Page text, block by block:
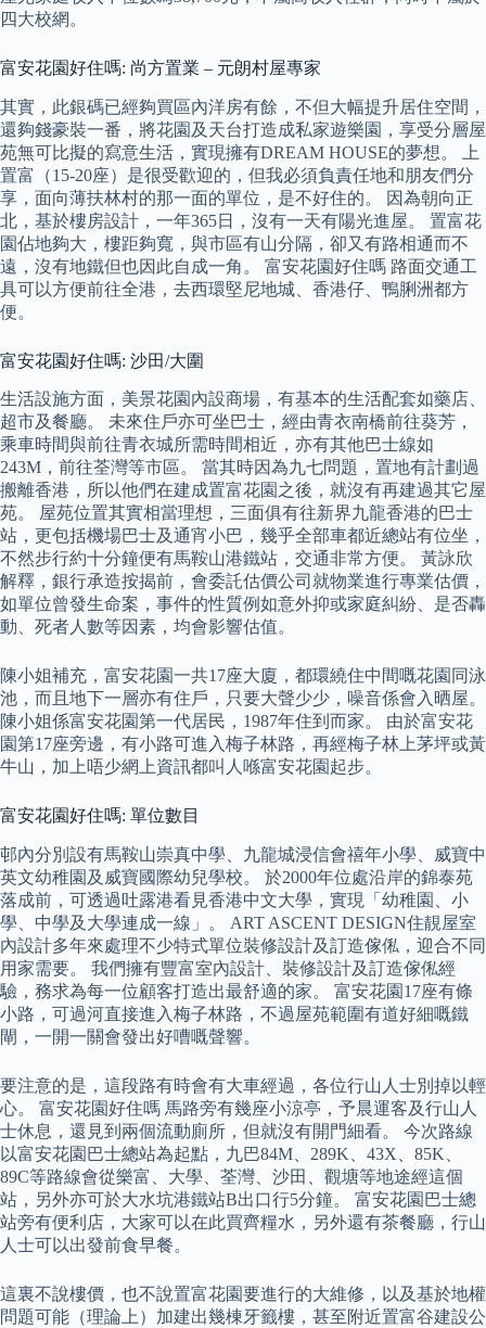
四大校網。
富安花園好住嗎: 尚方置業 – 元朗村屋專家
其實，此銀碼已經夠買區內洋房有餘，不但大幅提升居住空間，
還夠錢豪裝一番，將花園及天台打造成私家遊樂園，享受分層屋
苑無可比擬的寫意生活，實現擁有DREAM HOUSE的夢想。 上
置富（15-20座）是很受歡迎的，但我必須負責任地和朋友們分
享，面向薄扶林村的那一面的單位，是不好住的。 因為朝向正
北，基於樓房設計，一年365日，沒有一天有陽光進屋。 置富花
園佔地夠大，樓距夠寬，與市區有山分隔，卻又有路相通而不
遠，沒有地鐵但也因此自成一角。 富安花園好住嗎 路面交通工
具可以方便前往全港，去西環堅尼地城、香港仔、鴨脷洲都方
便。
富安花園好住嗎: 沙田/大圍
生活設施方面，美景花園內設商場，有基本的生活配套如藥店、
超市及餐廳。 未來住戶亦可坐巴士，經由青衣南橋前往葵芳，
乘車時間與前往青衣城所需時間相近，亦有其他巴士線如
243M，前往荃灣等市區。 當其時因為九七問題，置地有計劃過
搬離香港，所以他們在建成置富花園之後，就沒有再建過其它屋
苑。 屋苑位置其實相當理想，三面俱有往新界九龍香港的巴士
站，更包括機場巴士及通宵小巴，幾乎全部車都近總站有位坐，
不然步行約十分鐘便有馬鞍山港鐵站，交通非常方便。 黃詠欣
解釋，銀行承造按揭前，會委託估價公司就物業進行專業估價，
如單位曾發生命案，事件的性質例如意外抑或家庭糾紛、是否轟
動、死者人數等因素，均會影響估值。
陳小姐補充，富安花園一共17座大廈，都環繞住中間嘅花園同泳
池，而且地下一層亦有住戶，只要大聲少少，噪音係會入晒屋。
陳小姐係富安花園第一代居民，1987年住到而家。 由於富安花
園第17座旁邊，有小路可進入梅子林路，再經梅子林上茅坪或黃
牛山，加上唔少網上資訊都叫人喺富安花園起步。
富安花園好住嗎: 單位數目
邨內分別設有馬鞍山崇真中學、九龍城浸信會禧年小學、威寶中
英文幼稚園及威寶國際幼兒學校。 於2000年位處沿岸的錦泰苑
落成前，可透過吐露港看見香港中文大學，實現「幼稚園、小
學、中學及大學連成一線」。 ART ASCENT DESIGN住靚屋室
內設計多年來處理不少特式單位裝修設計及訂造傢俬，迎合不同
用家需要。 我們擁有豐富室內設計、裝修設計及訂造傢俬經
驗，務求為每一位顧客打造出最舒適的家。 富安花園17座有條
小路，可過河直接進入梅子林路，不過屋苑範圍有道好細嘅鐵
閘，一開一關會發出好嘈嘅聲響。
要注意的是，這段路有時會有大車經過，各位行山人士別掉以輕
心。 富安花園好住嗎 馬路旁有幾座小涼亭，予晨運客及行山人
士休息，還見到兩個流動廁所，但就沒有開門細看。 今次路線
以富安花園巴士總站為起點，九巴84M、289K、43X、85K、
89C等路線會從樂富、大學、荃灣、沙田、觀塘等地途經這個
站，另外亦可於大水坑港鐵站B出口行5分鐘。 富安花園巴士總
站旁有便利店，大家可以在此買齊糧水，另外還有茶餐廳，行山
人士可以出發前食早餐。
這裏不說樓價，也不說置富花園要進行的大維修，以及基於地權
問題可能（理論上）加建出幾棟牙籤樓，甚至附近置富谷建設公